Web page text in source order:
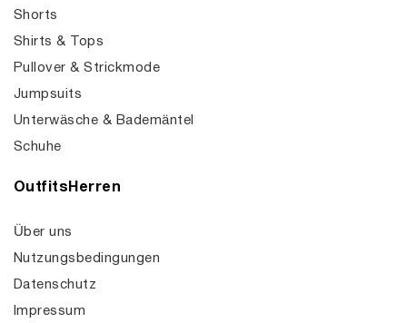
Shorts
Shirts & Tops
Pullover & Strickmode
Jumpsuits
Unterwäsche & Bademäntel
Schuhe
OutfitsHerren
Über uns
Nutzungsbedingungen
Datenschutz
Impressum